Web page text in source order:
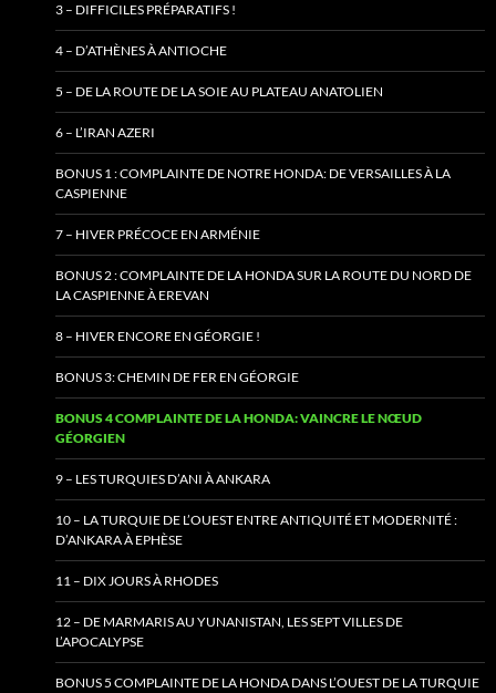
3 – DIFFICILES PRÉPARATIFS !
4 – D’ATHÈNES À ANTIOCHE
5 – DE LA ROUTE DE LA SOIE AU PLATEAU ANATOLIEN
6 – L’IRAN AZERI
BONUS 1 : COMPLAINTE DE NOTRE HONDA: DE VERSAILLES À LA
CASPIENNE
7 – HIVER PRÉCOCE EN ARMÉNIE
BONUS 2 : COMPLAINTE DE LA HONDA SUR LA ROUTE DU NORD DE
LA CASPIENNE À EREVAN
8 – HIVER ENCORE EN GÉORGIE !
BONUS 3: CHEMIN DE FER EN GÉORGIE
BONUS 4 COMPLAINTE DE LA HONDA: VAINCRE LE NŒUD
GÉORGIEN
9 – LES TURQUIES D’ANI À ANKARA
10 – LA TURQUIE DE L’OUEST ENTRE ANTIQUITÉ ET MODERNITÉ :
D’ANKARA À EPHÈSE
11 – DIX JOURS À RHODES
12 – DE MARMARIS AU YUNANISTAN, LES SEPT VILLES DE
L’APOCALYPSE
BONUS 5 COMPLAINTE DE LA HONDA DANS L’OUEST DE LA TURQUIE